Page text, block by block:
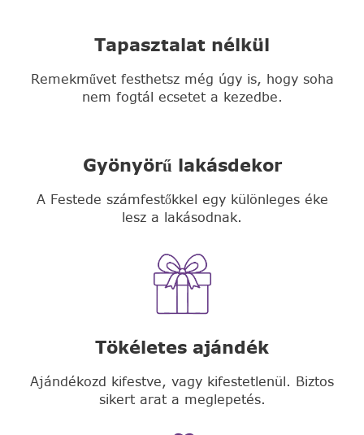
Tapasztalat nélkül
Remekművet festhetsz még úgy is, hogy soha
nem fogtál ecsetet a kezedbe.
Gyönyörű lakásdekor
A Festede számfestőkkel egy különleges éke
lesz a lakásodnak.
Tökéletes ajándék
Ajándékozd kifestve, vagy kifestetlenül. Biztos
sikert arat a meglepetés.